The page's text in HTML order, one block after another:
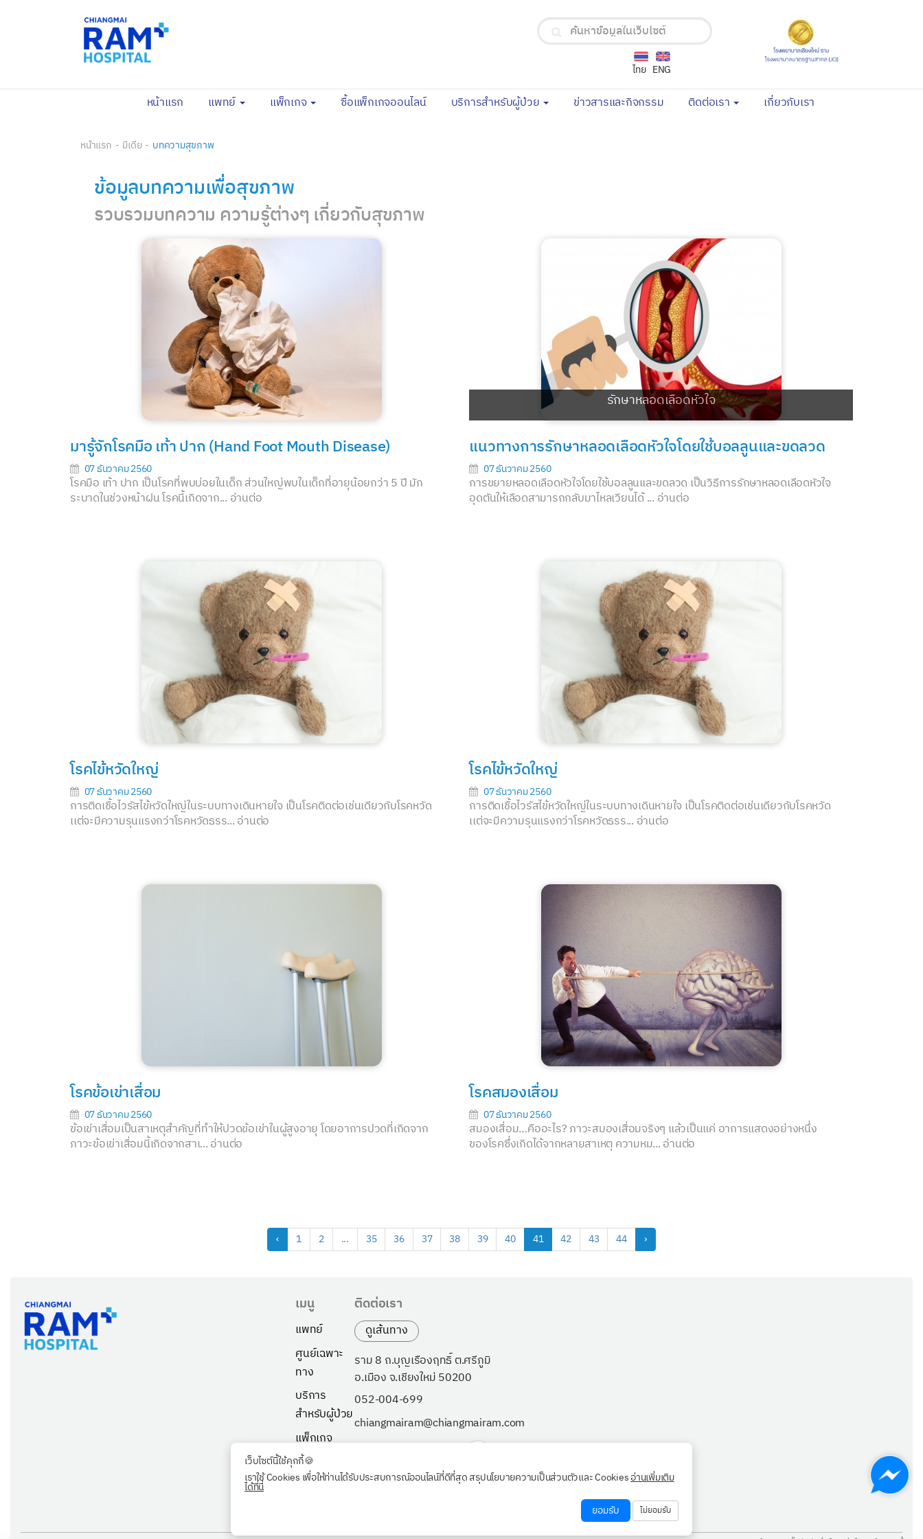
เว็บไซต์นี้ใช้คุกกี้🍪
เราใช้ Cookies เพื่อให้ท่านได้รับประสบการณ์ออนไลน์ที่ดีที่สุด สรุปนโยบายความเป็นส่วนตัวและ Cookiesอ่านเพิ่มเติม
ได้ที่นี่
ยอมรับ
ไม่ยอมรับ
ENG
ไทย
หน้าแรก (current)
แพทย์ แพ็กเกจ ซื้อแพ็กเกจออนไลน์(current)บริการสำหรับผู้ป่วย ข่าวสารและกิจกรรม(current)ติดต่อเรา เกี่ยวกับเรา
หน้าแรก มีเดีย บทความสุขภาพ
ข้อมูลบทความเพื่อสุขภาพ
รวบรวมบทความ ความรู้ต่างๆ เกี่ยวกับสุขภาพ
มารู้จักโรคมือ เท้า ปาก (Hand Foot Mouth Disease)
07 ธันวาคม 2560
โรคมือ เท้า ปาก เป็นโรคที่พบบ่อยในเด็ก ส่วนใหญ่พบในเด็กที่อายุน้อยกว่า 5 ปี มัก
ระบาดในช่วงหน้าฝน โรคนี้เกิดจาก... อ่านต่อ
รักษาหลอดเลือดหัวใจ
แนวทางการรักษาหลอดเลือดหัวใจโดยใช้บอลลูนและขดลวด
07 ธันวาคม 2560
การขยายหลอดเลือดหัวใจโดยใช้บอลลูนและขดลวด เป็นวิธีการรักษาหลอดเลือดหัวใจ
อุดตันให้เลือดสามารถกลับมาไหลเวียนได้ ... อ่านต่อ
โรคไข้หวัดใหญ่
07 ธันวาคม 2560
การติดเชื้อไวรัสไข้หวัดใหญ่ในระบบทางเดินหายใจ เป็นโรคติดต่อเช่นเดียวกับโรคหวัด
เเต่จะมีความรุนแรงกว่าโรคหวัดธรร...อ่านต่อ
โรคไข้หวัดใหญ่
07 ธันวาคม 2560
การติดเชื้อไวรัสไข้หวัดใหญ่ในระบบทางเดินหายใจ เป็นโรคติดต่อเช่นเดียวกับโรคหวัด
เเต่จะมีความรุนแรงกว่าโรคหวัดธรร... อ่านต่อ
โรคข้อเข่าเสื่อม
07 ธันวาคม 2560
ข้อเข่าเสื่อมเป็นสาเหตุสำคัญที่ทำให้ปวดข้อเข่าในผู้สูงอายุ โดยอาการปวดที่เกิดจาก
ภาวะข้อเข่าเสื่อมนี้เกิดจากสาเ...อ่านต่อ
โรคสมองเสื่อม
07 ธันวาคม 2560
สมองเสื่อม…คืออะไร? ภาวะสมองเสื่อมจริงๆ แล้วเป็นแค่ อาการแสดงอย่างหนึ่ง
ของโรคซึ่งเกิดได้จากหลายสาเหตุ ความหม...อ่านต่อ
‹ 1 2 ... 35 36 37 38 39 40 41 42 43 44 ›
เมนู
แพทย์
ศูนย์เฉพาะ
ทาง
บริการ
สำหรับผู้ป่วย
แพ็กเกจ
เกี่ยวกับเรา
ตรวจสุขภาพ
ติดต่อเรา
ดูเส้นทาง
ราม 8 ถ.บุญเรืองฤทธิ์ ต.ศรีภูมิ
อ.เมือง จ.เชียงใหม่ 50200
052-004-699
chiangmairam@chiangmairam.com